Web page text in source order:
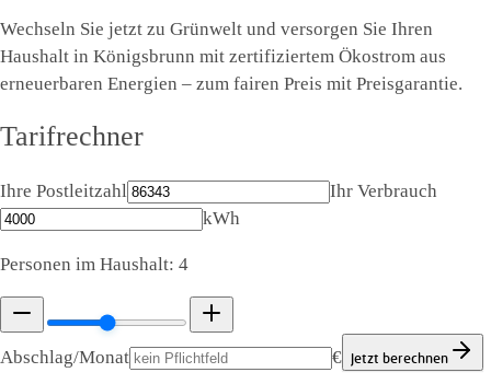
Wechseln Sie jetzt zu Grünwelt und versorgen Sie Ihren
Haushalt in Königsbrunn mit zertifiziertem Ökostrom aus
erneuerbaren Energien – zum fairen Preis mit Preisgarantie.
Tarifrechner
Ihre Postleitzahl
Ihr Verbrauch
kWh
Personen im Haushalt: 4
Abschlag/Monat € Jetzt berechnen